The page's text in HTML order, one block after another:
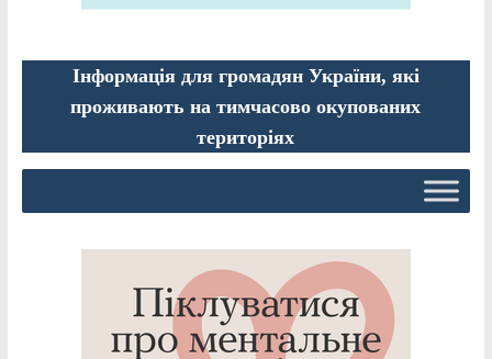
Інформація для громадян України, які
проживають на тимчасово окупованих
територіях